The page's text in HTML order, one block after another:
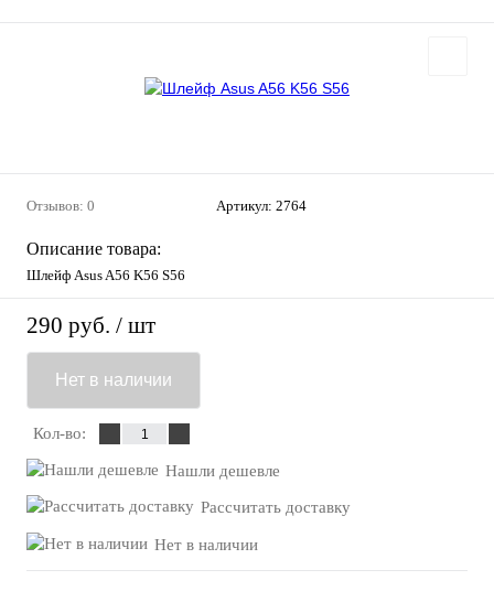
Отзывов: 0 Артикул: 2764
Описание товара:
Шлейф Asus A56 K56 S56
290 руб. / шт
Нет в наличии
Кол-во:
Нашли дешевле
Рассчитать доставку
Нет в наличии